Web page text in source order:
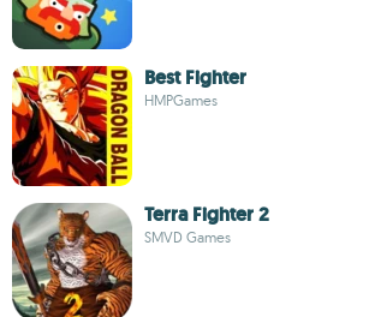
Best Fighter
HMPGames
Terra Fighter 2
SMVD Games